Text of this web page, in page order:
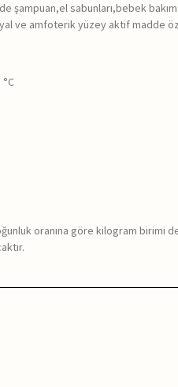
şampuan,el sabunları,bebek
ve amfoterik yüzey aktif madde
°C
oranına göre kilogram